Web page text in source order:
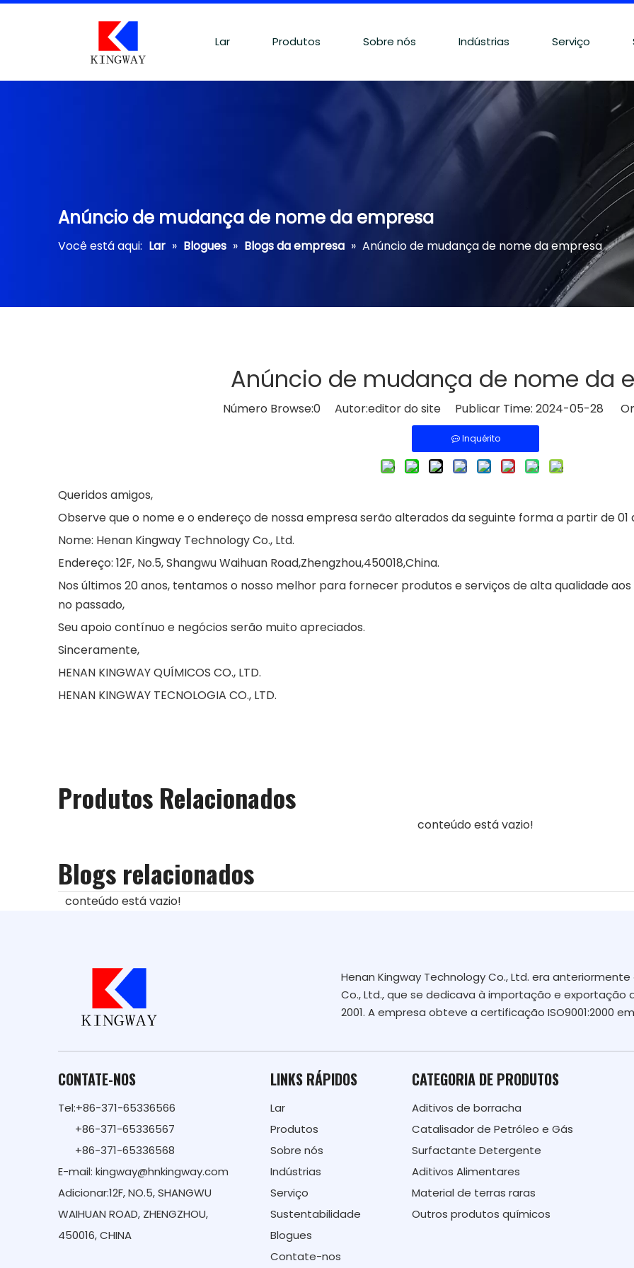
Lar Produtos Sobre nós Indústrias Serviço
Anúncio de mudança de nome da empresa
Você está aqui: Lar » Blogues » Blogs da empresa » Anúncio de mudança de nome da empresa
Anúncio de mudança de nome da
Número Browse:0 Autor:editor do site Publicar Time: 2024-05-28
Inquérito
Queridos amigos,
Observe que o nome e o endereço de nossa empresa serão alterados da seguinte forma a partir de 01
Nome: Henan Kingway Technology Co., Ltd.
Endereço: 12F, No.5, Shangwu Waihuan Road,Zhengzhou,450018,China.
Nos últimos 20 anos, tentamos o nosso melhor para fornecer produtos e serviços de alta qualidade
no passado,
Seu apoio contínuo e negócios serão muito apreciados.
Sinceramente,
HENAN KINGWAY QUÍMICOS CO., LTD.
HENAN KINGWAY TECNOLOGIA CO., LTD.
Produtos Relacionados
conteúdo está vazio!
Blogs relacionados
conteúdo está vazio!
Henan Kingway Technology Co., Ltd. era
Co., Ltd., que se dedicava à importação e
2001. A empresa obteve a certificação ISO9001:2000
CONTATE-NOS
Tel:+86-371-65336566
+86-371-65336567
+86-371-65336568
E-mail: kingway@hnkingway.com
Adicionar:12F, NO.5, SHANGWU
WAIHUAN ROAD, ZHENGZHOU,
450016, CHINA
LINKS RÁPIDOS
Lar
Produtos
Sobre nós
Indústrias
Serviço
Sustentabilidade
Blogues
Contate-nos
CATEGORIA DE PRODUTOS
Aditivos de borracha
Catalisador de Petróleo e Gás
Surfactante Detergente
Aditivos Alimentares
Material de terras raras
Outros produtos químicos